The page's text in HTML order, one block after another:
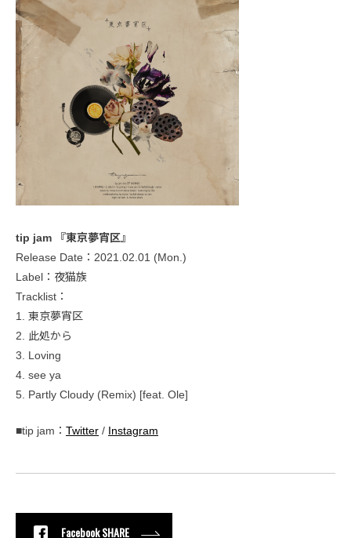
tip jam 『東京夢宵区』
Release Date：2021.02.01 (Mon.)
Label：夜猫族
Tracklist：
1. 東京夢宵区
2. 此処から
3. Loving
4. see ya
5. Partly Cloudy (Remix) [feat. Ole]
■tip jam： Twitter / Instagram
Facebook SHARE